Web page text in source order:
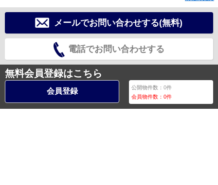
メールでお問い合わせする(無料)
電話でお問い合わせする
無料会員登録はこちら
会員登録 公開物件数：0件
会員物件数：0件